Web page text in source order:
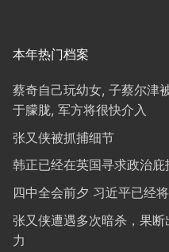
本年热门档案
蔡奇自己玩幼女, 子蔡尔津
于朦胧, 军方将很快介入
张又侠被抓捕细节
韩正已经在英国寻求政治
四中全会前夕 习近平已经
张又侠遭遇多次暗杀，果
力